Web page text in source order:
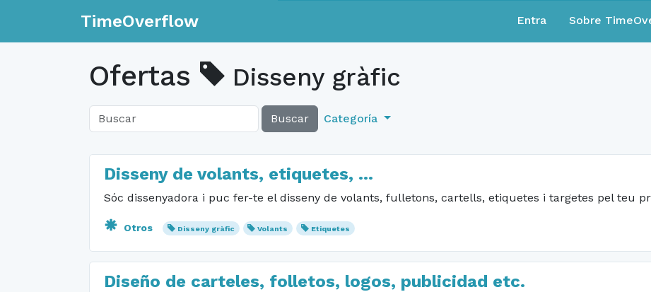
TimeOverflow Entra Sobre
Ofertas Disseny gràfic
Buscar Categoría
Disseny de volants, etiquetes, ...
Sóc dissenyadora i puc fer-te el disseny de volants, fulletons, cartells, etiquetes i targetes pel teu
Otros Disseny gràfic Volants Etiquetes
Diseño de carteles, folletos, logos, publicidad etc.